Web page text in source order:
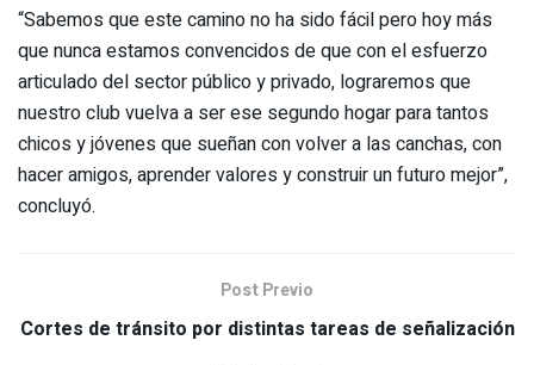
“Sabemos que este camino no ha sido fácil pero hoy más
que nunca estamos convencidos de que con el esfuerzo
articulado del sector público y privado, lograremos que
nuestro club vuelva a ser ese segundo hogar para tantos
chicos y jóvenes que sueñan con volver a las canchas, con
hacer amigos, aprender valores y construir un futuro mejor”,
concluyó.
Post Previo
Cortes de tránsito por distintas tareas de señalización